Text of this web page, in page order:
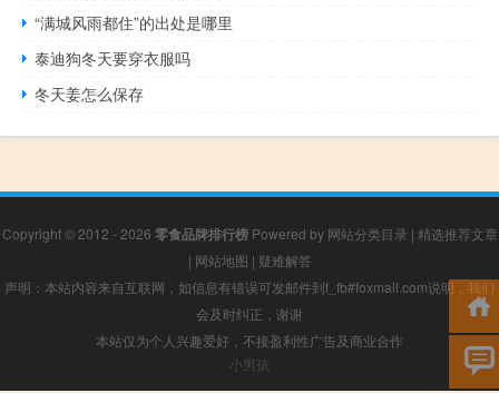
“满城风雨都住”的出处是哪里
泰迪狗冬天要穿衣服吗
冬天姜怎么保存
Copyright © 2012 - 2026 零食品牌排行榜Powered by 网站分类目录 | 精选推荐文章
| 网站地图 | 疑难解答
声明：本站内容来自互联网，如信息有错误可发邮件到f_fb#foxmail.com说明，我们
会及时纠正，谢谢
本站仅为个人兴趣爱好，不接盈利性广告及商业合作
小男孩